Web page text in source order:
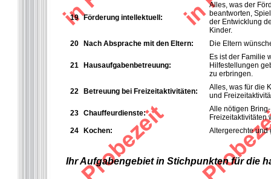
19 Förderung intellektuell:
Alles, was der
beantworten,
der Entwicklung
Kinder.
20
Nach Absprache mit den Eltern: Die Eltern
21 Hausaufgabenbetreuung:
Es ist der Familie
Hilfestellungen
zu erbringen.
22 Betreuung bei Freizeitaktivitäten:
Alles, was für die
und
23 Chauffeurdienste:
Alle nötigen
Freizeitaktivitäten
24
Kochen: Altergerechte und
Ihr Aufgabengebiet in Stichpunkten für die